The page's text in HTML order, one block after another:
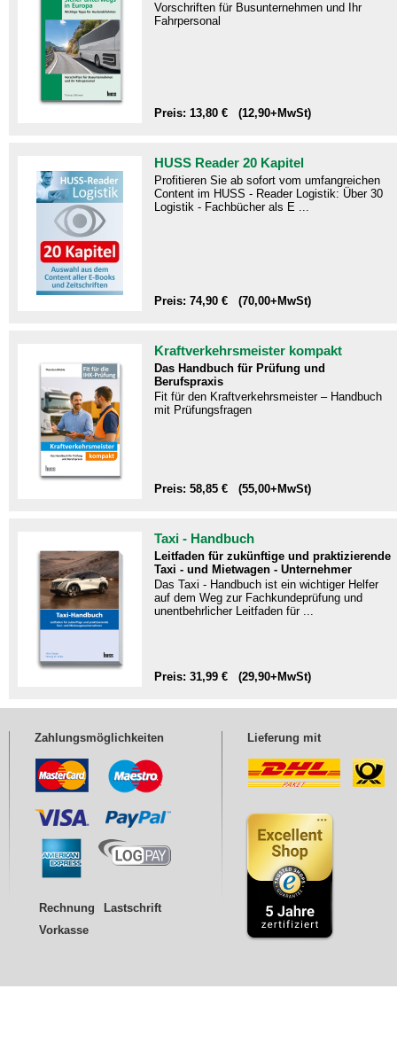
Vorschriften für Busunternehmen und Ihr
Fahrpersonal
Preis: 13,80 € (12,90+MwSt)
HUSS Reader 20 Kapitel
Profitieren Sie ab sofort vom umfangreichen
Content im HUSS - Reader Logistik: Über 30
Logistik - Fachbücher als E ...
Preis: 74,90 € (70,00+MwSt)
Kraftverkehrsmeister kompakt
Das Handbuch für Prüfung und
Berufspraxis
Fit für den Kraftverkehrsmeister – Handbuch
mit Prüfungsfragen​
Preis: 58,85 € (55,00+MwSt)
Taxi - Handbuch
Leitfaden für zukünftige und praktizierende
Taxi - und Mietwagen - Unternehmer
Das Taxi - Handbuch ist ein wichtiger Helfer
auf dem Weg zur Fachkundeprüfung und
unentbehrlicher Leitfaden für ...
Preis: 31,99 € (29,90+MwSt)
Zahlungsmöglichkeiten
Rechnung
Lastschrift
Vorkasse
Lieferung mit